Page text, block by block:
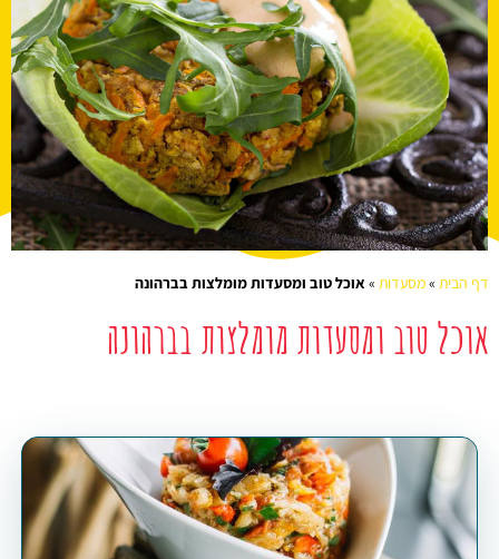
דף הבית»מסעדות» אוכל טוב ומסעדות מומלצות בברהונה
אוכל טוב ומסעדות מומלצות בברהונה